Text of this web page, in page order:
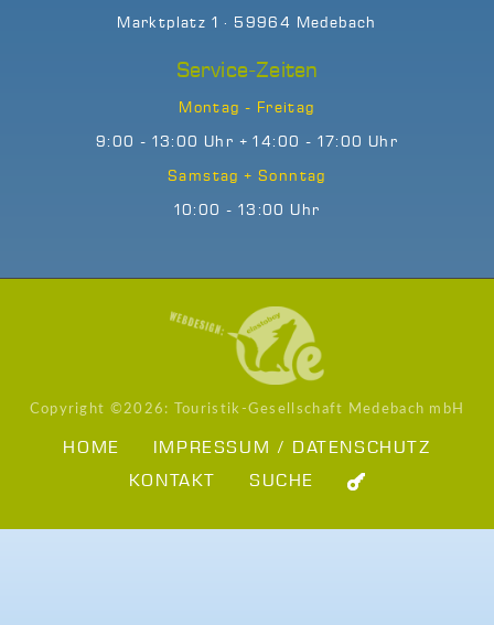
Marktplatz 1 · 59964 Medebach
Service-Zeiten
Montag - Freitag
9:00 - 13:00 Uhr + 14:00 - 17:00 Uhr
Samstag + Sonntag
10:00 - 13:00 Uhr
Copyright ©2026: Touristik-Gesellschaft Medebach mbH
HOME
IMPRESSUM / DATENSCHUTZ
KONTAKT
SUCHE